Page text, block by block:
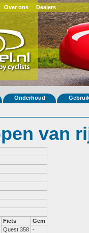
Over ons Dealers
Onderhoud
van
Fiets
Gem
Quest 358 -